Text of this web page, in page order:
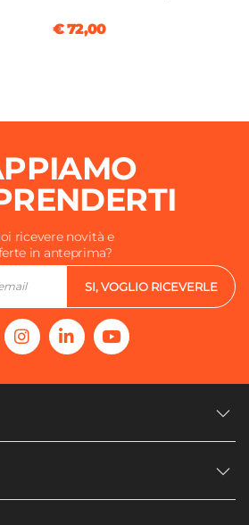
€ 72,00
ricevere novità e
in anteprima?
SI, VOGLIO RICEVERLE